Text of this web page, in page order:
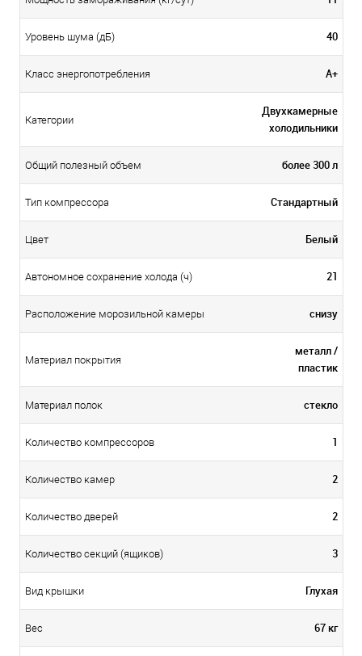
Уровень шума (дБ) 40
Класс энергопотребления А+
Категории
Двухкамерные
холодильники
Общий полезный объем более 300 л
Тип компрессора Стандартный
Цвет Белый
Автономное сохранение холода (ч) 21
Расположение морозильной камеры снизу
Материал покрытия
металл /
пластик
Материал полок стекло
Количество компрессоров 1
Количество камер 2
Количество дверей 2
Количество секций (ящиков) 3
Вид крышки Глухая
Вес 67 кг